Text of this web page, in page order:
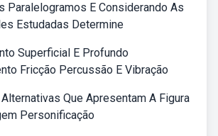
Paralelogramos E Considerando As
Estudadas Determine
Superficial E Profundo
Fricção Percussão E Vibração
Que Apresentam A Figura
Personificação